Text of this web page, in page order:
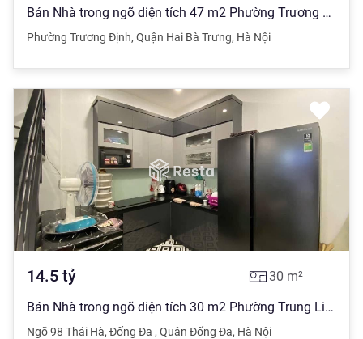
Bán Nhà trong ngõ diện tích 47 m2 Phường Trương Định, Hai Bà Trưng giá 5.7 tỷ đồng
Phường Trương Định, Quận Hai Bà Trưng, Hà Nội
14.5 tỷ 30 m²
Bán Nhà trong ngõ diện tích 30 m2 Phường Trung Liệt giá 14.5 tỷ đồng
Ngõ 98 Thái Hà, Đống Đa , Quận Đống Đa, Hà Nội